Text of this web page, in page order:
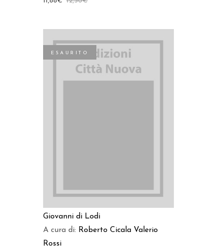
ESAURITO
Giovanni di Lodi
A cura di: Roberto Cicala Valerio
Rossi